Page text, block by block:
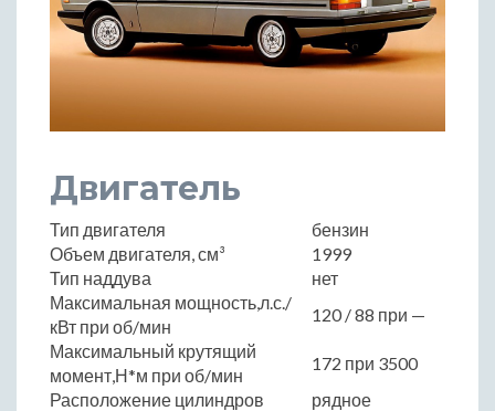
Двигатель
Тип двигателя
бензин
Объем двигателя, см³
1999
Тип наддува
нет
Максимальная мощность,л.с./
кВт при об/мин
120 / 88 при —
Максимальный крутящий
момент,Н*м при об/мин
172 при 3500
Расположение цилиндров
рядное